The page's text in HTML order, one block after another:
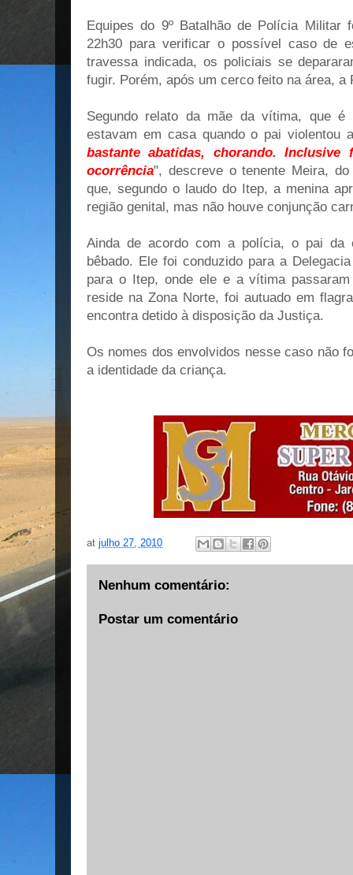
Equipes do 9º Batalhão de Polícia Militar
22h30 para verificar o possível caso de
travessa indicada, os policiais se
fugir. Porém, após um cerco feito na área, a
Segundo relato da mãe da vítima, que é
estavam em casa quando o pai violentou
bastante abatidas, chorando.
ocorrência", descreve o tenente Meira,
que, segundo o laudo do Itep, a menina
região genital, mas não houve conjunção
Ainda de acordo com a polícia, o pai da
bêbado. Ele foi conduzido para a
para o Itep, onde ele e a vítima
reside na Zona Norte, foi autuado em
encontra detido à disposição da Justiça.
Os nomes dos envolvidos nesse caso não
a identidade da criança.
at julho 27, 2010
Nenhum comentário:
Postar um comentário